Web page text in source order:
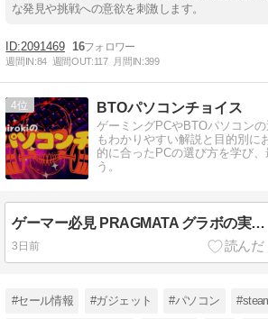
な発見や挑戦への意欲を刺激します。
2091469 16
週間IN:84 週間OUT:117 月間IN:399
4 BTOパソコンチョイス
ゲーミングPCやBTOパソコン
もわかりやすい解説と目的別に
的に合ったPCの選び方を学び
う。
ゲーマー必見 PRAGMATA グラボの実力を検証
3日前
#セール情報 #ガジェット #パソコン